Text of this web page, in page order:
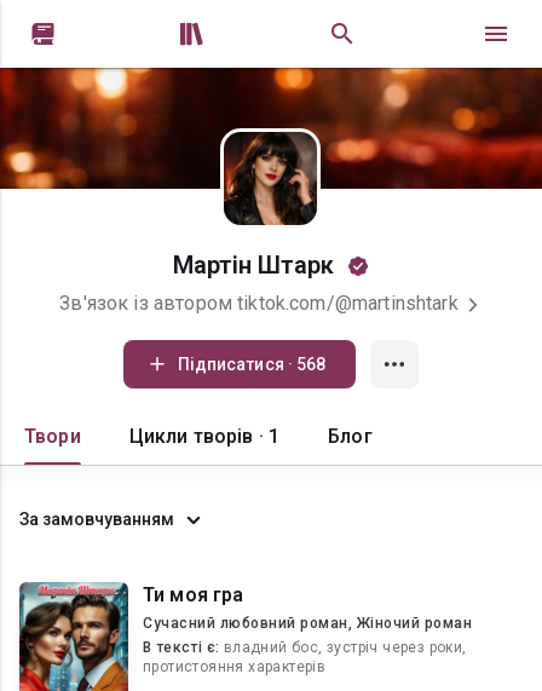
 
Мартін Штарк
Зв'язок із автором tiktok.com/@martinshtark
Підписатися · 568
Твори Цикли творів · 1 Блог
За замовчуванням
Ти моя гра
Сучасний любовний роман, Жіночий роман
В текcті є: владний бос, зустріч через роки,
протистояння характерів